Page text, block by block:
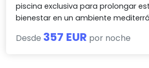
piscina exclusiva para prolongar
bienestar en un ambiente
Desde 357 EUR por noche